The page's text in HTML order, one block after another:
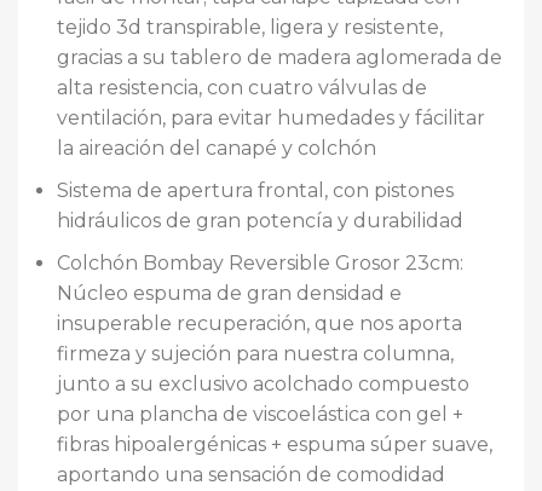
tejido 3d transpirable, ligera y resistente,
gracias a su tablero de madera aglomerada de
alta resistencia, con cuatro válvulas de
ventilación, para evitar humedades y fácilitar
la aireación del canapé y colchón
Sistema de apertura frontal, con pistones
hidráulicos de gran potencía y durabilidad
Colchón Bombay Reversible Grosor 23cm:
Núcleo espuma de gran densidad e
insuperable recuperación, que nos aporta
firmeza y sujeción para nuestra columna,
junto a su exclusivo acolchado compuesto
por una plancha de viscoelástica con gel +
fibras hipoalergénicas + espuma súper suave,
aportando una sensación de comodidad